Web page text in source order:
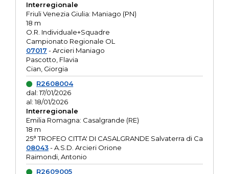
Interregionale
Friuli Venezia Giulia: Maniago (PN)
18 m
O.R. Individuale+Squadre
Campionato Regionale OL
07017 - Arcieri Maniago
Pascotto, Flavia
Cian, Giorgia
R2608004
dal: 17/01/2026
al: 18/01/2026
Interregionale
Emilia Romagna: Casalgrande (RE)
18 m
25° TROFEO CITTA' DI CASALGRANDE Salvaterra di Ca
08043- A.S.D. Arcieri Orione
Raimondi, Antonio
R2609005